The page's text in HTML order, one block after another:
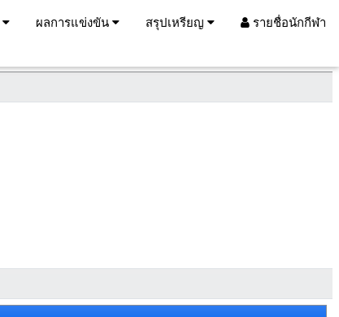
ผลการแข่งขัน สรุปเหรียญ รายชื่อนักกีฬา